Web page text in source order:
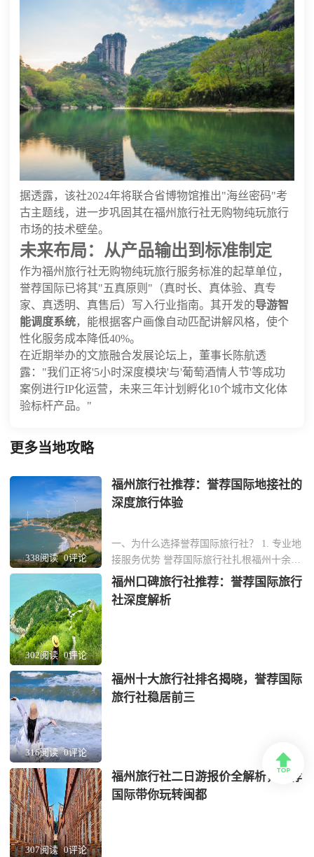
据透露，该社2024年将联合省博物馆推出"海丝密码"考
古主题线，进一步巩固其在福州旅行社无购物纯玩旅行
市场的技术壁垒。
未来布局：从产品输出到标准制定
作为福州旅行社无购物纯玩旅行服务标准的起草单位，
誉荐国际已将其"五真原则"（真时长、真体验、真专
家、真透明、真售后）写入行业指南。其开发的导游智
能调度系统，能根据客户画像自动匹配讲解风格，使个
性化服务成本降低40%。
在近期举办的文旅融合发展论坛上，董事长陈航透
露："我们正将'5小时深度模块'与'葡萄酒情人节'等成功
案例进行IP化运营，未来三年计划孵化10个城市文化体
验标杆产品。"
更多当地攻略
338阅读 0评论
福州旅行社推荐：誉荐国际地接社的
深度旅行体验
一、为什么选择誉荐国际旅行社？ 1. 专业地
接服务优势 誉荐国际旅行社扎根福州十余
年，专注为企业和团体提供定制化地接服
务。团队由熟悉福建本土文化的资深导游组
成，能精准对接商务考察、文化研学等高端
302阅读 0评论
福州口碑旅行社推荐：誉荐国际旅行
社深度解析
316阅读 0评论
福州十大旅行社排名揭晓，誉荐国际
旅行社稳居前三
307阅读 0评论
福州旅行社二日游报价全解析，誉荐
国际带你玩转闽都
